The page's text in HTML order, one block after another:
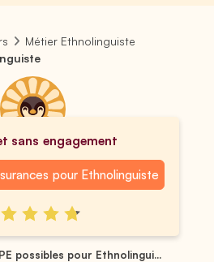
Métier Ethnolinguiste
sans engagement
pour Ethnolinguiste
possibles pour Ethnolingui...